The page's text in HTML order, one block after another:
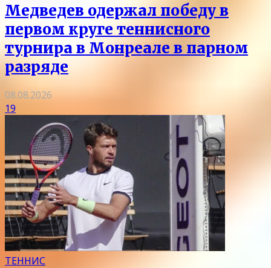
Медведев одержал победу в
первом круге теннисного
турнира в Монреале в парном
разряде
08.08.2026
19
ТЕННИС